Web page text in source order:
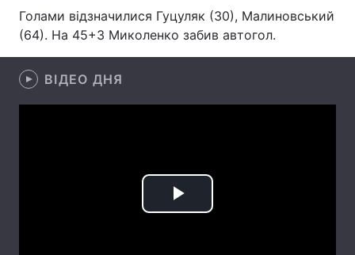
Техно і зв'язок Лайт
Зброя Інциденти
Здоров'я
Голами відзначилися Гуцуляк (30), Малиновський
(64). На 45+3 Миколенко забив автогол.
ВІДЕО ДНЯ
Play